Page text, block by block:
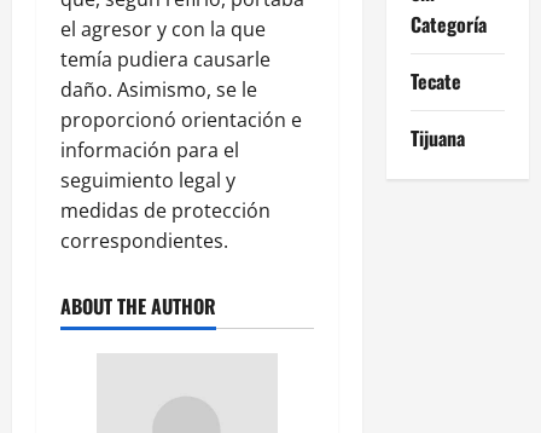
el agresor y con la que
temía pudiera causarle
daño. Asimismo, se le
proporcionó orientación e
información para el
seguimiento legal y
medidas de protección
correspondientes.
ABOUT THE AUTHOR
Categoría
Tecate
Tijuana